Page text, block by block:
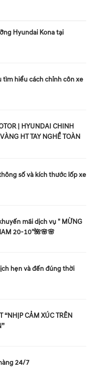
Hyundai Kona tại
tìm hiểu cách chỉnh côn xe
| HYUNDAI CHINH
HT TAY NGHỀ TOÀN
số và kích thước lốp xe
mãi dịch vụ " MỪNG
20-10"🌺🌸🌸
hẹn và đến đúng thời
“NHỊP CẢM XÚC TRÊN
24/7